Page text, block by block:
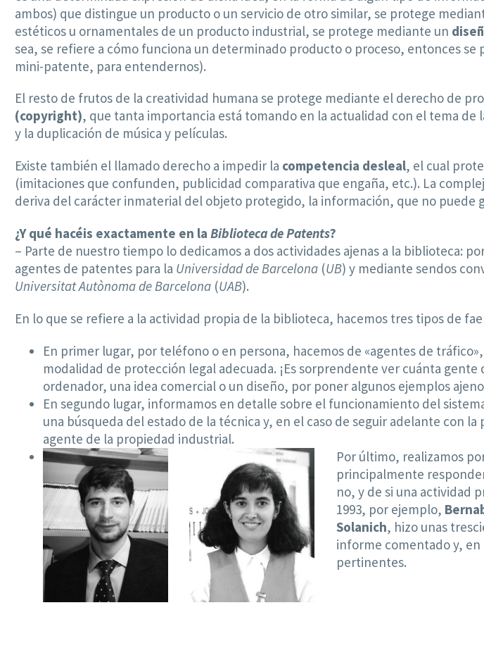
ambos) que distingue un producto o un servicio de otro similar, se protege
estéticos u ornamentales de un producto industrial, se protege mediante un
sea, se refiere a cómo funciona un determinado producto o proceso, entonces se
mini-patente, para entendernos).
El resto de frutos de la creatividad humana se protege mediante el derecho de
(copyright), que tanta importancia está tomando en la actualidad con el tema
y la duplicación de música y películas.
Existe también el llamado derecho a impedir la competencia desleal, el cual
(imitaciones que confunden, publicidad comparativa que engaña, etc.). La
deriva del carácter inmaterial del objeto protegido, la información, que no puede
¿Y qué hacéis exactamente en la Biblioteca de Patents?
– Parte de nuestro tiempo lo dedicamos a dos actividades ajenas a la biblioteca:
agentes de patentes para la Universidad de Barcelona (UB) y mediante sendos
Universitat Autònoma de Barcelona (UAB).
En lo que se refiere a la actividad propia de la biblioteca, hacemos tres tipos de
En primer lugar, por teléfono o en persona, hacemos de «agentes de
modalidad de protección legal adecuada. ¡Es sorprendente ver cuánta
ordenador, una idea comercial o un diseño, por poner algunos ejemplos
En segundo lugar, informamos en detalle sobre el funcionamiento del
una búsqueda del estado de la técnica y, en el caso de seguir adelante con
agente de la propiedad industrial.
Por último, realizamos
principalmente
no, y de si una actividad
1993, por ejemplo,
Solanich, hizo unas
informe comentado y, en
pertinentes.